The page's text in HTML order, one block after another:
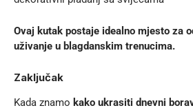
Ovaj kutak postaje idealno mjesto za
uživanje u blagdanskim trenucima.
Zaključak
Kada znamo kako ukrasiti dnevni